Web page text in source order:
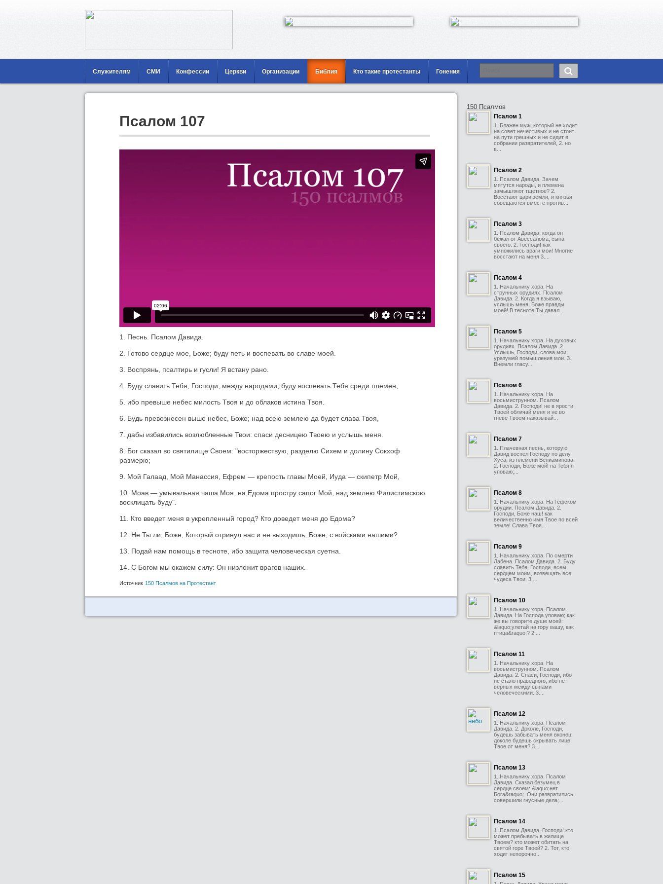
Служителям СМИ Конфессии Церкви Организации Библия Кто такие протестанты Гонения
Псалом 107
1. Песнь. Псалом Давида.
2. Готово сердце мое, Боже; буду петь и воспевать во славе моей.
3. Воспрянь, псалтирь и гусли! Я встану рано.
4. Буду славить Тебя, Господи, между народами; буду воспевать Тебя среди племен,
5. ибо превыше небес милость Твоя и до облаков истина Твоя.
6. Будь превознесен выше небес, Боже; над всею землею да будет слава Твоя,
7. дабы избавились возлюбленные Твои: спаси десницею Твоею и услышь меня.
8. Бог сказал во святилище Своем: "восторжествую, разделю Сихем и долину Сокхоф
размерю;
9. Мой Галаад, Мой Манассия, Ефрем — крепость главы Моей, Иуда — скипетр Мой,
10. Моав — умывальная чаша Моя, на Едома простру сапог Мой, над землею Филистимскою
восклицать буду".
11. Кто введет меня в укрепленный город? Кто доведет меня до Едома?
12. Не Ты ли, Боже, Который отринул нас и не выходишь, Боже, с войсками нашими?
13. Подай нам помощь в тесноте, ибо защита человеческая суетна.
14. С Богом мы окажем силу: Он низложит врагов наших.
Источник 150 Псалмов на Протестант
150 Псалмов
Псалом 1
1. Блажен муж, который не ходит
на совет нечестивых и не стоит
на пути грешных и не сидит в
собрании развратителей, 2. но
в...
Псалом 2
1. Псалом Давида. Зачем
мятутся народы, и племена
замышляют тщетное? 2.
Восстают цари земли, и князья
совещаются вместе против...
Псалом 3
1. Псалом Давида, когда он
бежал от Авессалома, сына
своего. 2. Господи! как
умножились враги мои! Многие
восстают на меня 3....
Псалом 4
1. Начальнику хора. На
струнных орудиях. Псалом
Давида. 2. Когда я взываю,
услышь меня, Боже правды
моей! В тесноте Ты давал...
Псалом 5
1. Начальнику хора. На духовых
орудиях. Псалом Давида. 2.
Услышь, Господи, слова мои,
уразумей помышления мои. 3.
Внемли гласу...
Псалом 6
1. Начальнику хора. На
восьмиструнном. Псалом
Давида. 2. Господи! не в ярости
Твоей обличай меня и не во
гневе Твоем наказывай...
Псалом 7
1. Плачевная песнь, которую
Давид воспел Господу по делу
Хуса, из племени Вениаминова.
2. Господи, Боже мой! на Тебя я
уповаю;...
Псалом 8
1. Начальнику хора. На Гефском
орудии. Псалом Давида. 2.
Господи, Боже наш! как
величественно имя Твое по всей
земле! Слава Твоя...
Псалом 9
1. Начальнику хора. По смерти
Лабена. Псалом Давида. 2. Буду
славить Тебя, Господи, всем
сердцем моим, возвещать все
чудеса Твои. 3....
Псалом 10
1. Начальнику хора. Псалом
Давида. На Господа уповаю; как
же вы говорите душе моей:
&laquo;улетай на гору вашу, как
птица&raquo;? 2....
Псалом 11
1. Начальнику хора. На
восьмиструнном. Псалом
Давида. 2. Спаси, Господи, ибо
не стало праведного, ибо нет
верных между сынами
человеческими. 3....
Псалом 12
1. Начальнику хора. Псалом
Давида. 2. Доколе, Господи,
будешь забывать меня вконец,
доколе будешь скрывать лице
Твое от меня? 3....
Псалом 13
1. Начальнику хора. Псалом
Давида. Сказал безумец в
сердце своем: &laquo;нет
Бога&raquo;. Они развратились,
совершили гнусные дела;...
Псалом 14
1. Псалом Давида. Господи! кто
может пребывать в жилище
Твоем? кто может обитать на
святой горе Твоей? 2. Тот, кто
ходит непорочно...
Псалом 15